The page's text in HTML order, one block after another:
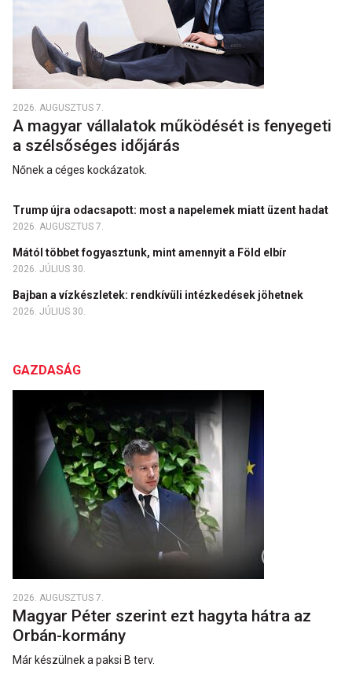
2026. AUGUSZTUS 7.
A magyar vállalatok működését is fenyegeti
a szélsőséges időjárás
Nőnek a céges kockázatok.
Trump újra odacsapott: most a napelemek miatt üzent hadat
2026. AUGUSZTUS 7.
Mától többet fogyasztunk, mint amennyit a Föld elbír
2026. JÚLIUS 30.
Bajban a vízkészletek: rendkívüli intézkedések jöhetnek
2026. JÚLIUS 30.
GAZDASÁG
2026. AUGUSZTUS 7.
Magyar Péter szerint ezt hagyta hátra az
Orbán-kormány
Már készülnek a paksi B terv.